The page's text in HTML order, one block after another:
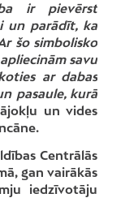
ir pievērst
un parādīt, ka
šo simbolisko
savu
ar dabas
pasaule, kurā
un vides
Centrālās
gan vairākās
iedzīvotāju